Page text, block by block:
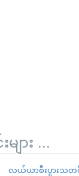
ား ...
လယ်ယာစီးပွားသတင်း